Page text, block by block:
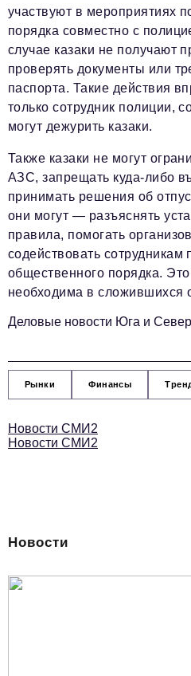
участвуют в мероприятиях
порядка совместно с
случае казаки не получают
проверять документы или
паспорта. Такие действия
только сотрудник полиции,
могут дежурить казаки.
Также казаки не могут
АЗС, запрещать куда-либо
принимать решения об
они могут — разъяснять
правила, помогать
содействовать сотрудникам
общественного порядка.
необходима в сложившихся
Деловые новости Юга и
Рынки Финансы
Новости СМИ2
Новости СМИ2
Новости